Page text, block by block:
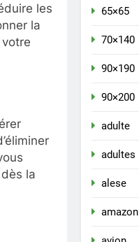
les
la
la
65×65
70×140
90×190
90×200
adulte
adultes
alese
amazon